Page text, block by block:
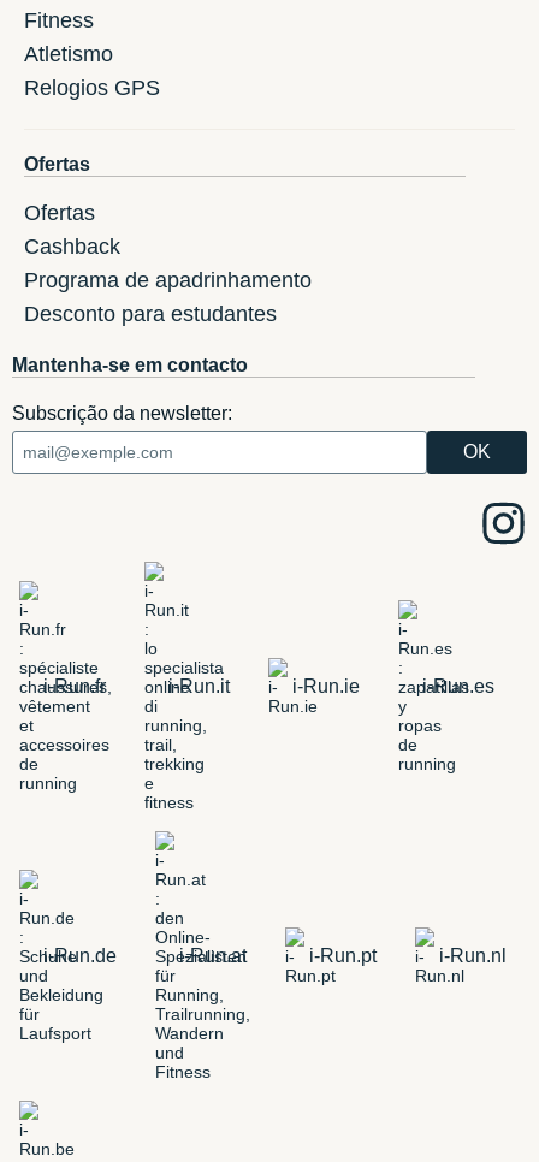
Fitness
Atletismo
Relogios GPS
Ofertas
Ofertas
Cashback
Programa de apadrinhamento
Desconto para estudantes
Mantenha-se em contacto
Subscrição da newsletter:
i-Run.fr i-Run.it i-Run.ie i-Run.es
i-Run.de i-Run.at i-Run.pt i-Run.nl